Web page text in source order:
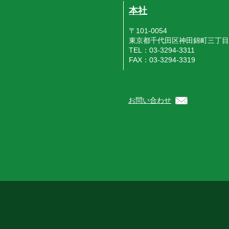
本社
〒101-0054
東京都千代田区神田錦町三丁
TEL：03-3294-3311
FAX：03-3294-3319
お問い合わせ